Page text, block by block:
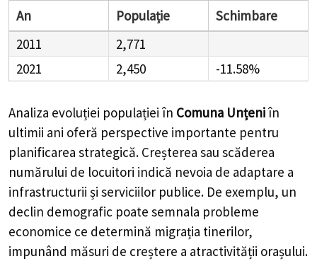
An Populație
Schimbare
2011
2,771
2021
2,450 -11.58%
Analiza evoluției populației în Comuna Unțeniîn
ultimii ani oferă perspective importante pentru
planificarea strategică. Creșterea sau scăderea
numărului de locuitori indică nevoia de adaptare a
infrastructurii și serviciilor publice. De exemplu, un
declin demografic poate semnala probleme
economice ce determină migrația tinerilor,
impunând măsuri de creștere a atractivității orașului.